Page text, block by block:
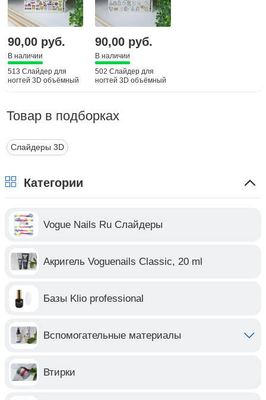
90,00 руб.
В наличии
513 Слайдер для
ногтей 3D объёмный
90,00 руб.
В наличии
502 Слайдер для
ногтей 3D объёмный
Товар в подборках
Слайдеры 3D
Категории
Vogue Nails Ru Слайдеры
Акригель Voguenails Classic, 20 ml
Базы Klio professional
Вспомогательные материалы
Втирки